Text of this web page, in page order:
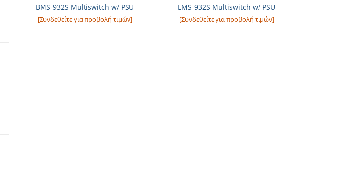
BMS-932S Multiswitch w/ PSU
[Συνδεθείτε για προβολή τιμών]
LMS-932S Multiswitch w/ PSU
[Συνδεθείτε για προβολή τιμών]